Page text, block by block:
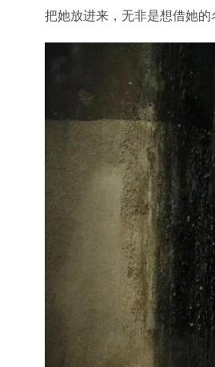
把她放进来，无非是想借她的